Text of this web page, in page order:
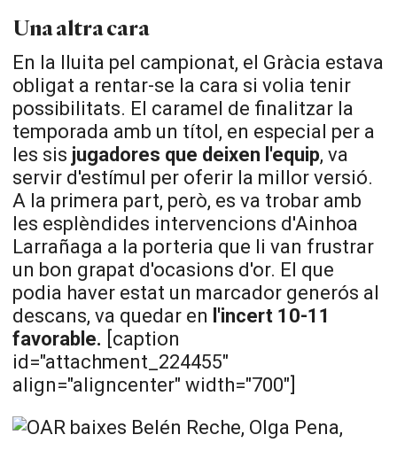
Una altra cara
En la lluita pel campionat, el Gràcia estava
obligat a rentar-se la cara si volia tenir
possibilitats. El caramel de finalitzar la
temporada amb un títol, en especial per a
les sis jugadores que deixen l'equip, va
servir d'estímul per oferir la millor versió.
A la primera part, però, es va trobar amb
les esplèndides intervencions d'Ainhoa
Larrañaga a la porteria que li van frustrar
un bon grapat d'ocasions d'or. El que
podia haver estat un marcador generós al
descans, va quedar en l'incert 10-11
favorable. [caption
id="attachment_224455"
align="aligncenter" width="700"]
Belén Reche, Olga Pena,